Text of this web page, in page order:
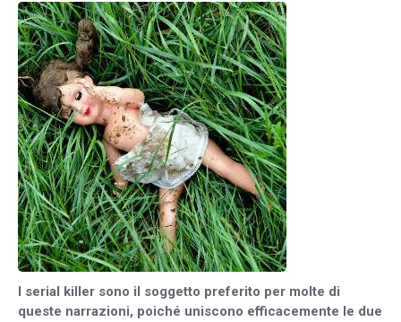
I serial killer sono il soggetto preferito per molte di
queste narrazioni, poiché uniscono efficacemente le due